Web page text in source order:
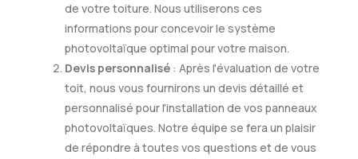
de votre toiture. Nous utiliserons ces
informations pour concevoir le système
photovoltaïque optimal pour votre maison.
Devis personnalisé : Après l'évaluation de votre
toit, nous vous fournirons un devis détaillé et
personnalisé pour l'installation de vos panneaux
photovoltaïques. Notre équipe se fera un plaisir
de répondre à toutes vos questions et de vous